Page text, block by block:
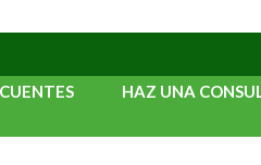
HAZ UNA